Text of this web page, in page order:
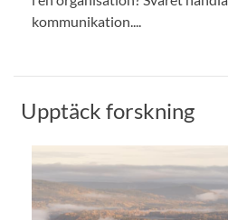
kommunikation....
Upptäck forskning